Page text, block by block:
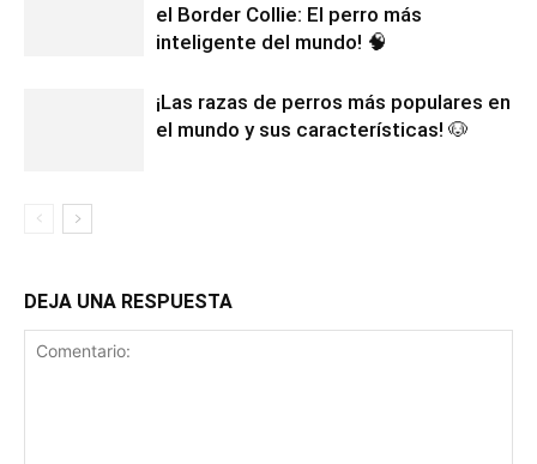
el Border Collie: El perro más
inteligente del mundo! 🧠
¡Las razas de perros más populares en
el mundo y sus características! 🐶
DEJA UNA RESPUESTA